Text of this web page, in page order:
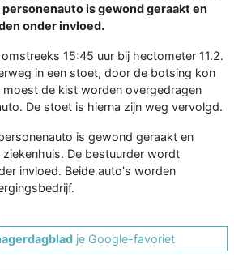
is gewond geraakt en
onder invloed.
15:45 uur bij hectometer 11.2.
in een stoet, door de botsing kon
de kist worden overgedragen
De stoet is hierna zijn weg vervolgd.
is gewond geraakt en
De bestuurder wordt
invloed. Beide auto's worden
je Google-favoriet